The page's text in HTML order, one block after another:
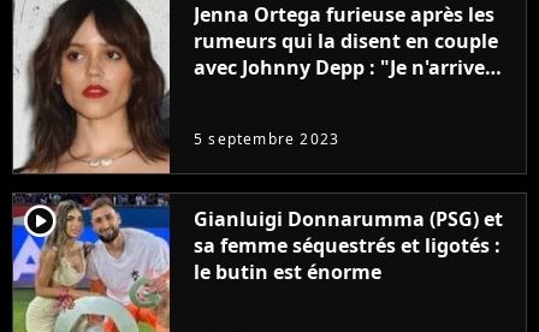
Jenna Ortega furieuse après les
rumeurs qui la disent en couple
avec Johnny Depp : "Je n'arrive
5 septembre 2023
player2
Gianluigi Donnarumma (PSG) et
sa femme séquestrés et ligotés :
le butin est énorme